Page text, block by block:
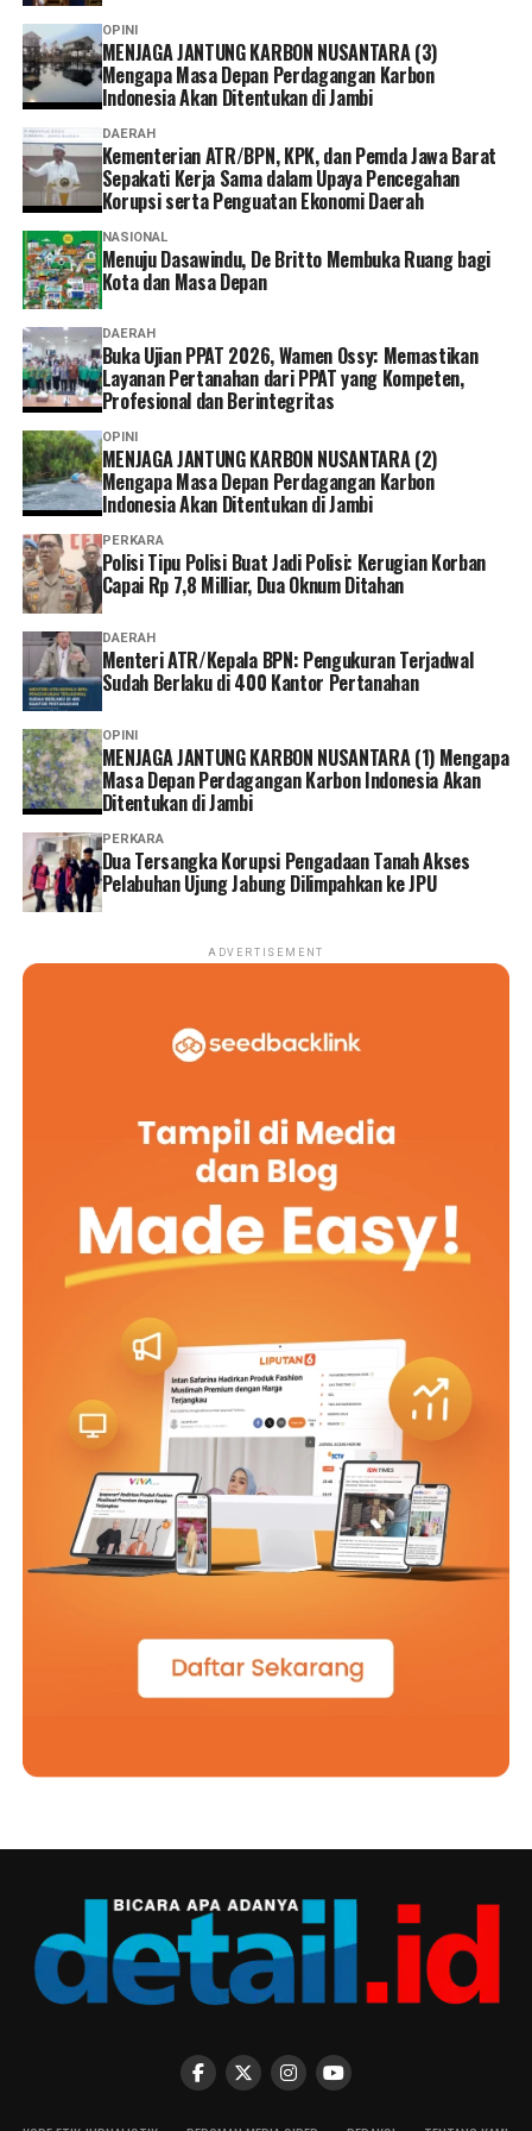
ditampilkan para siswa, SMA Kolese De Britto kembali
menunjukkan bahwa sekolah adalah ruang tempat nilai-
nilai kemanusiaan dipelajari, dihidupi, dan dibagikan
kepada dunia. (*)
surati kembali dan pemiliknya akan dipanggil. Kalau
tetap membandel, saya usulkan izin usahanya ditutup,”
katanya.
‎Menjawab kritik bahwa revitalisasi bernilai ratusan
miliar rupiah belum memberikan dampak signifikan bagi
masyarakat sekitar, Fadli mengatakan pembangunan
kawasan budaya membutuhkan waktu dan tidak hanya
berfokus pada infrastruktur.
‎”Ekosistemnya harus dibangun, SDM juga harus
dipersiapkan. Seperti Borobudur, sudah ada kawasan
untuk pasar UMKMnya jadi hidup masyarakat.
Muarojambi juga harus dibangun dengan melibatkan
seluruh pihak, termasuk masyarakat,” ujarnya.
‎Sementara itu, seorang warga Muarojambi menilai
pelibatan masyarakat dalam pengembangan kawasan
masih belum optimal.
‎”Ya, ada yang dianakemaskan, ada yang tidak. Kami juga
kaget tadi tiba-tiba baru ada undangan,” tuturnya.
‎Warga berharap keberadaan Museum Sriwijaya
Dharmakirti dan revitalisasi KCBN Muarojambi benar-
benar memberikan manfaat bagi masyarakat sekitar,
pelaku UMKM, serta komunitas budaya di kawasan
tersebut.
Reporter:Juan Ambarita
OPINI
MENJAGA JANTUNG KARBON NUSANTARA (3)
Mengapa Masa Depan Perdagangan Karbon
Indonesia Akan Ditentukan di Jambi
DAERAH
Kementerian ATR/BPN, KPK, dan Pemda Jawa Barat
Sepakati Kerja Sama dalam Upaya Pencegahan
Korupsi serta Penguatan Ekonomi Daerah
NASIONAL
Menuju Dasawindu, De Britto Membuka Ruang bagi
Kota dan Masa Depan
DAERAH
Buka Ujian PPAT 2026, Wamen Ossy: Memastikan
Layanan Pertanahan dari PPAT yang Kompeten,
Profesional dan Berintegritas
OPINI
MENJAGA JANTUNG KARBON NUSANTARA (2)
Mengapa Masa Depan Perdagangan Karbon
Indonesia Akan Ditentukan di Jambi
PERKARA
Polisi Tipu Polisi Buat Jadi Polisi: Kerugian Korban
Capai Rp 7,8 Milliar, Dua Oknum Ditahan
DAERAH
Menteri ATR/Kepala BPN: Pengukuran Terjadwal
Sudah Berlaku di 400 Kantor Pertanahan
OPINI
MENJAGA JANTUNG KARBON NUSANTARA (1) Mengapa
Masa Depan Perdagangan Karbon Indonesia Akan
Ditentukan di Jambi
PERKARA
Dua Tersangka Korupsi Pengadaan Tanah Akses
Pelabuhan Ujung Jabung Dilimpahkan ke JPU
ADVERTISEMENT